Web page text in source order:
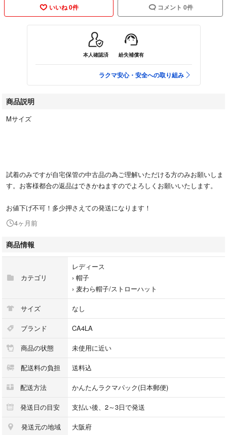
いいね 0件 コメント 0件
本人確認済 紛失補償有
ラクマ安心・安全への取り組み
商品説明
Mサイズ
試着のみですが自宅保管の中古品の為ご理解いただける方のみお願いしま
す。お客様都合の返品はできかねますのでよろしくお願いいたします。
お値下げ不可！多少押さえての発送になります！
4ヶ月前
商品情報
カテゴリ
レディース
› 帽子
› 麦わら帽子/ストローハット
サイズ なし
ブランド CA4LA
商品の状態 未使用に近い
配送料の負担 送料込
配送方法 かんたんラクマパック(日本郵便)
発送日の目安 支払い後、2～3日で発送
発送元の地域 大阪府